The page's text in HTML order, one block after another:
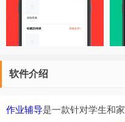
软件介绍
作业辅导是一款针对学生和